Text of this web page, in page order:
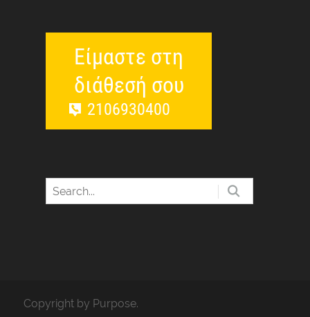
Είμαστε στη
διάθεσή σου
2106930400
Copyright by Purpose.